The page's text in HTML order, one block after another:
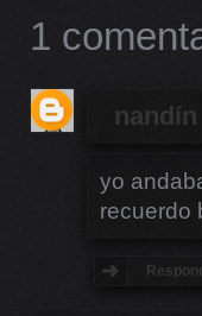
1
nandín
yo
recuerdo